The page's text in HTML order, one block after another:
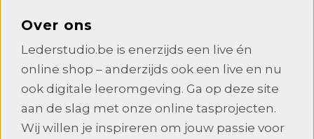
Over ons
Lederstudio.be is enerzijds een live én
online shop – anderzijds ook een live en nu
ook digitale leeromgeving. Ga op deze site
aan de slag met onze online tasprojecten.
Wij willen je inspireren om jouw passie voor